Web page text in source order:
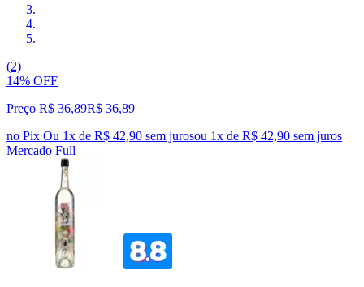
(2)
14% OFF
Preço R$ 36,89R$ 36,89
no Pix Ou 1x de R$ 42,90 sem jurosou 1x de R$ 42,90 sem juros
Mercado Full